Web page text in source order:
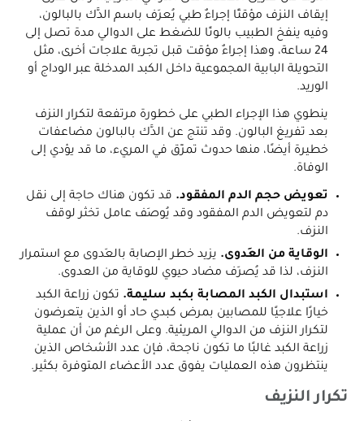
إيقاف النزف مؤقتًا إجراءٌ طبي يُعرَف باسم الدَّك بالبالون،
وفيه ينفخ الطبيب بالونًا للضغط على الدوالي مدة تصل إلى
24 ساعة، وهذا إجراءٌ مؤقت قبل تجربة علاجات أخرى، مثل
التحويلة البابية المجموعية داخل الكبد المدخلة عبر الوداج أو
الوريد.
ينطوي هذا الإجراء الطبي على خطورة مرتفعة لتكرار النزف
بعد تفريغ البالون. وقد تنتج عن الدَّك بالبالون مضاعفات
خطيرة أيضًا، منها حدوث تمزّق في المريء، ما قد يؤدي إلى
الوفاة.
تعويض حجم الدم المفقود. قد تكون هناك حاجة إلى نقل
دم لتعويض الدم المفقود وقد يُوصَف عامل تخثر لوقف
النزف.
الوقاية من العَدوى. يزيد خطر الإصابة بالعَدوى مع استمرار
النزف، لذا قد يُصرَف مضاد حيوي للوقاية من العدوى.
استبدال الكبد المصابة بكبد سليمة. تكون زراعة الكبد
خيارًا علاجيًا للمصابين بمرض كبدي حاد أو الذين يتعرضون
لتكرار النزف من الدوالي المريئية. وعلى الرغم من أن عملية
زراعة الكبد غالبًا ما تكون ناجحة، فإن عدد الأشخاص الذين
ينتظرون هذه العمليات يفوق عدد الأعضاء المتوفرة بكثير.
تكرار النزيف